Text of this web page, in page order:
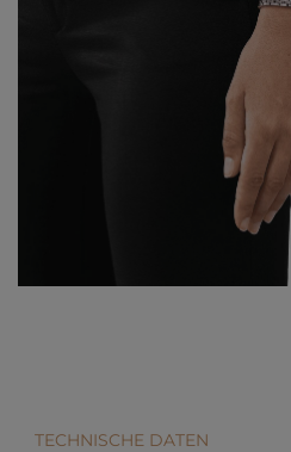
TECHNISCHE DATEN